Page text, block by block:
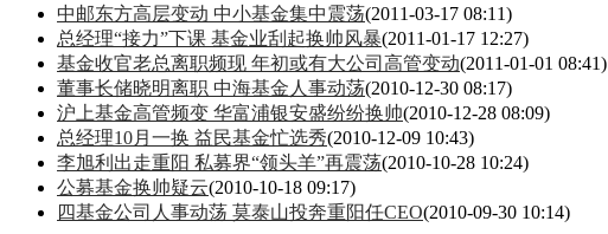
中邮东方高层变动 中小基金集中震荡(2011-03-17 08:11)
总经理“接力”下课 基金业刮起换帅风暴(2011-01-17 12:27)
基金收官老总离职频现 年初或有大公司高管变动(2011-01-01 08:41)
董事长储晓明离职 中海基金人事动荡(2010-12-30 08:17)
沪上基金高管频变 华富浦银安盛纷纷换帅(2010-12-28 08:09)
总经理10月一换 益民基金忙选秀(2010-12-09 10:43)
李旭利出走重阳 私募界“领头羊”再震荡(2010-10-28 10:24)
公募基金换帅疑云(2010-10-18 09:17)
四基金公司人事动荡 莫泰山投奔重阳任CEO(2010-09-30 10:14)